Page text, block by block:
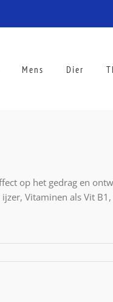
Mens Dier
op het gedrag en
Vitaminen als Vit